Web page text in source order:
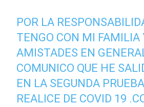
POR LA
TENGO CON MI FAMILIA
AMISTADES EN
COMUNICO QUE HE
EN LA SEGUNDA
REALICE DE COVID 19